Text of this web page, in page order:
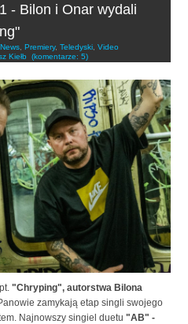
- Bilon i Onar wydali
News Premiery, Teledyski Video
Kiełb (komentarze: 5)
"Chryping", autorstwa Bilona
zamykają etap singli swojego
Najnowszy singiel duetu "AB" -